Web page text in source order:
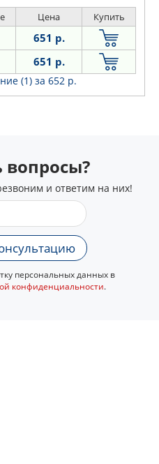
Цена Купить
651 р.
651 р.
(1) за 652 р.
вопросы?
и ответим на них!
персональных данных в
конфиденциальности.